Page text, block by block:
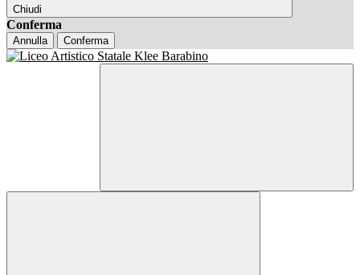
Chiudi
Conferma
Annulla Conferma